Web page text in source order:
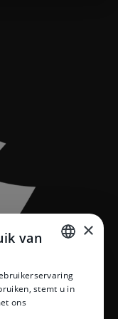
DUTCH
×
van
stemt u in
ons